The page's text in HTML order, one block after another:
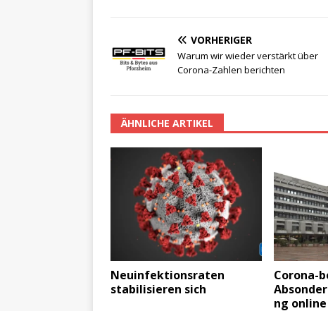
VORHERIGER
Warum wir wieder verstärkt über
Corona-Zahlen berichten
ÄHNLICHE ARTIKEL
Neuinfektionsraten
stabilisieren sich
Corona-
ng